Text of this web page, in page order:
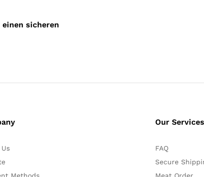
sicheren
Methods
Our Services
FAQ
Secure
Meat Order